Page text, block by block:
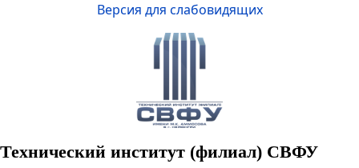
Версия для слабовидящих
Технический институт (филиал) СВФУ